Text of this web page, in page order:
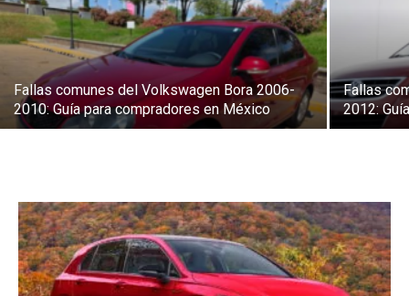
Fallas comunes del Volkswagen Bora 2006-
2010: Guía para compradores en México
Fallas
2012: